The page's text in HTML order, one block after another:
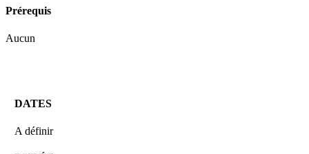
Prérequis
Aucun
DATES
A définir